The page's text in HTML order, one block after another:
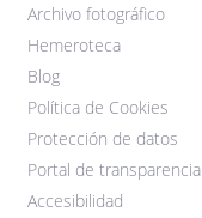
Archivo fotográfico
Hemeroteca
Blog
Política de Cookies
Protección de datos
Portal de transparencia
Accesibilidad